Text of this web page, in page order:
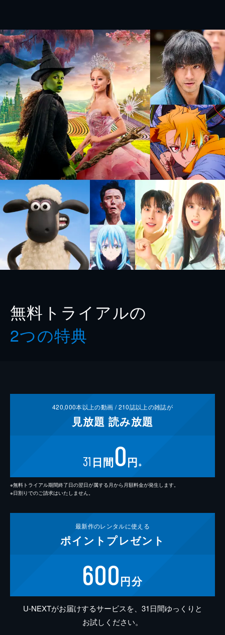
無料トライアルの
2つの特典
420,000本以上の動画 /210誌以上の雑誌が
見放題 読み放題
31 日間0円 ※
※無料トライアル期間終了日の翌日が属する月から月額料金が発生します。
※日割りでのご請求はいたしません。
最新作のレンタルに使える
ポイント プレゼント
600円分
U-NEXTがお届けするサービスを、31日間ゆっくりと
お試しください。